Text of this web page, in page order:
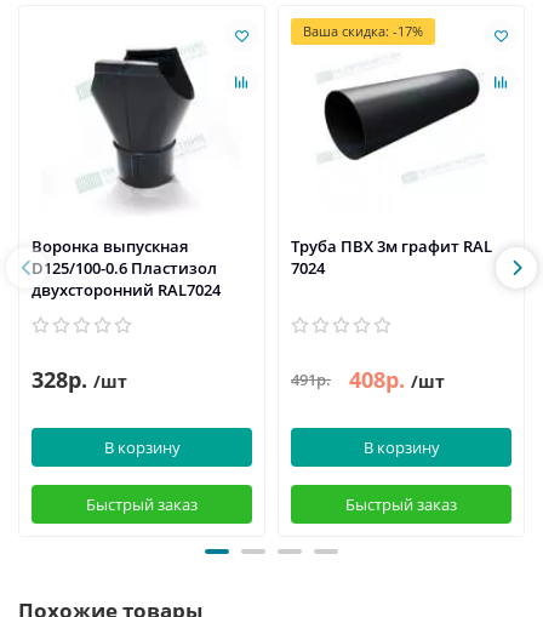
Воронка выпускная
D125/100-0.6 Пластизол
двухсторонний RAL7024
328р. /шт
В корзину
Быстрый заказ
Ваша скидка: -17%
Труба ПВХ 3м графит RAL
7024
491р. 408р. /шт
В корзину
Быстрый заказ
Похожие товары